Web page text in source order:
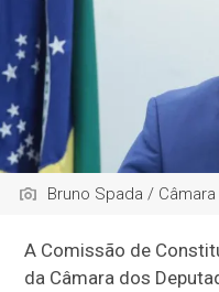
Bruno Spada /
A Comissão de
da Câmara dos